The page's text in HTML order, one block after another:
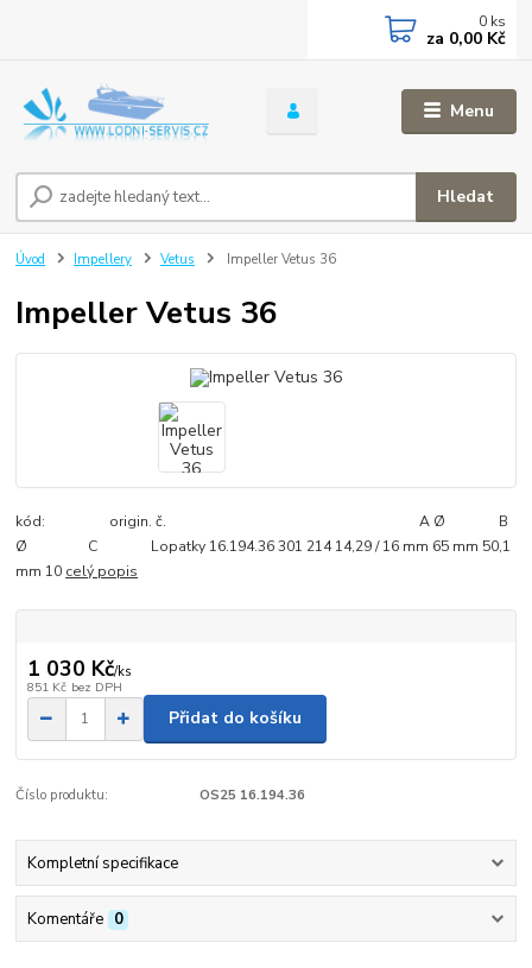
Menu
Hledat
0 ks
za 0,00 Kč
Úvod Impellery Vetus Impeller Vetus 36
Impeller Vetus 36
kód: origin. č. A Ø B
Ø C Lopatky 16.194.36 301 214 14,29 / 16 mm 65 mm 50,1
mm 10 celý popis
1 030 Kč/ks
851 Kč bez DPH
Přidat do košíku
Číslo produktu: OS25 16.194.36
Kompletní specifikace
Komentáře 0